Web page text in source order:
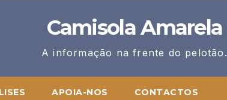
Camisola Amarela
A informação na frente do pelotão.
APOIA-NOS CONTACTOS